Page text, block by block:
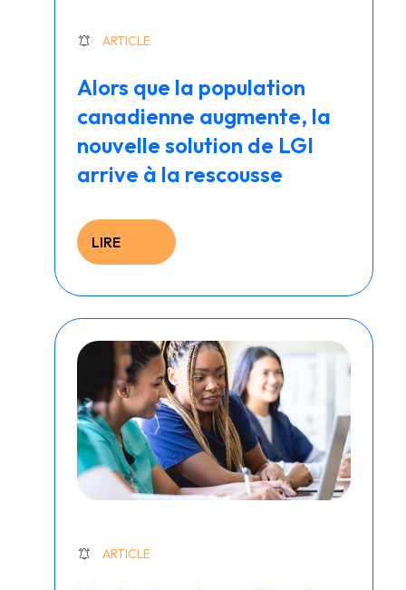
ARTICLE
Alors que la population
canadienne augmente, la
nouvelle solution de LGI
arrive à la rescousse
LIRE
ARTICLE